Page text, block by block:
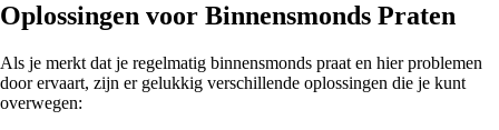
Oplossingen voor Binnensmonds Praten
Als je merkt dat je regelmatig binnensmonds praat en hier problemen
door ervaart, zijn er gelukkig verschillende oplossingen die je kunt
overwegen: